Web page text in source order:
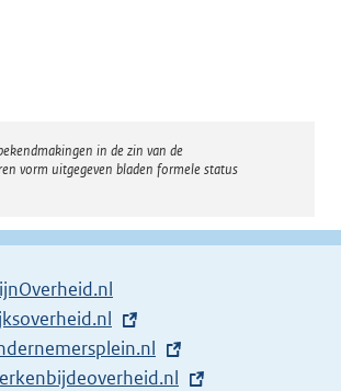
in de zin van de
vorm uitgegeven bladen formele status